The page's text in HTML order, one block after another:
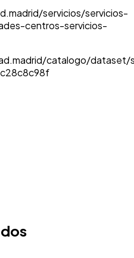
servicios/servicios-
centros-servicios-
catalogo/dataset/